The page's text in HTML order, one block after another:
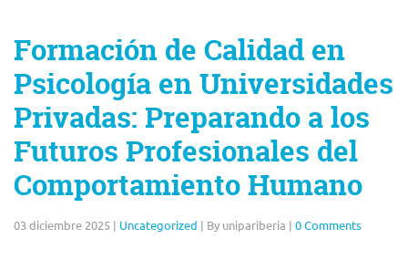
Formación de Calidad en
Psicología en Universidades
Privadas: Preparando a los
Futuros Profesionales del
Comportamiento Humano
03 diciembre 2025 | Uncategorized | By unipariberia | 0 Comments